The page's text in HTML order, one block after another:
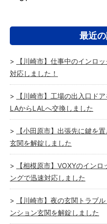
最近
【川崎市】仕事中のインロ
対応しました！
【川崎市】工場の出入口ド
LAからLALへ交換しました
【小田原市】出張先に鍵を
玄関を解錠しました
【相模原市】VOXYのイン
ングで迅速対応しました
【川崎市】夜の玄関トラブ
ンション玄関を解錠しました